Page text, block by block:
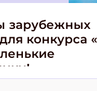
зарубежных
конкурса